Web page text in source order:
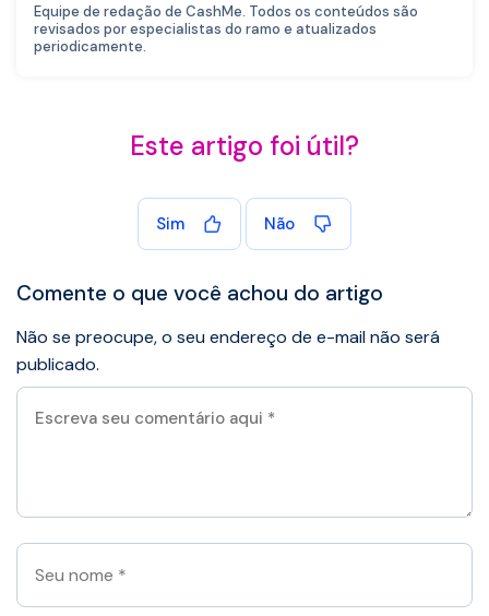
Equipe de redação de CashMe. Todos os conteúdos são
revisados por especialistas do ramo e atualizados
periodicamente.
Este artigo foi útil?
Sim Não
Comente o que você achou do artigo
Não se preocupe, o seu endereço de e-mail não será
publicado.
Escreva
seu
Seu
nome
*